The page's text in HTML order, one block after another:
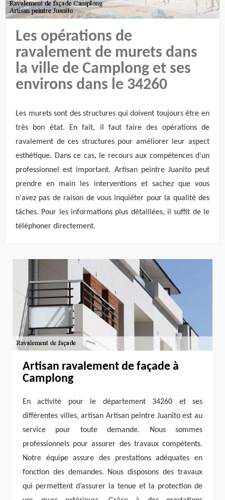
Les opérations de
ravalement de murets dans
la ville de Camplong et ses
environs dans le 34260
Les murets sont des structures qui doivent toujours être en
très bon état. En fait, il faut faire des opérations de
ravalement de ces structures pour améliorer leur aspect
esthétique. Dans ce cas, le recours aux compétences d'un
professionnel est important. Artisan peintre Juanito peut
prendre en main les interventions et sachez que vous
n'avez pas de raison de vous inquiéter pour la qualité des
tâches. Pour les informations plus détaillées, il suffit de le
téléphoner directement.
Artisan ravalement de façade à
Camplong
En activité pour le département 34260 et ses
différentes villes, artisan Artisan peintre Juanito est au
service pour toute demande. Nous sommes
professionnels pour assurer des travaux compétents.
Notre équipe assure des prestations adéquates en
fonction des demandes. Nous disposons des travaux
qui permettent d’assurer la tenue et la protection de